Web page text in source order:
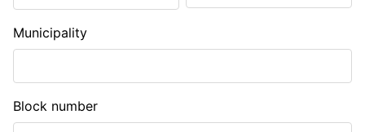
Municipality
Block number